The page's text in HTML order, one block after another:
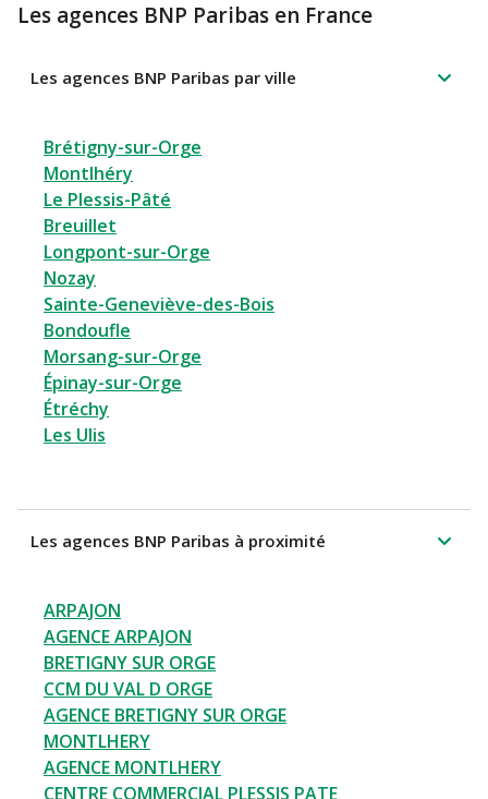
Les agences BNP Paribas en France
Les agences BNP Paribas par ville
Brétigny-sur-Orge
Montlhéry
Le Plessis-Pâté
Breuillet
Longpont-sur-Orge
Nozay
Sainte-Geneviève-des-Bois
Bondoufle
Morsang-sur-Orge
Épinay-sur-Orge
Étréchy
Les Ulis
Les agences BNP Paribas à proximité
ARPAJON
AGENCE ARPAJON
BRETIGNY SUR ORGE
CCM DU VAL D ORGE
AGENCE BRETIGNY SUR ORGE
MONTLHERY
AGENCE MONTLHERY
CENTRE COMMERCIAL PLESSIS PATE